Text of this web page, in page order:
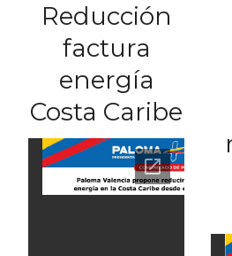
Reducción
factura
energía
Costa Caribe